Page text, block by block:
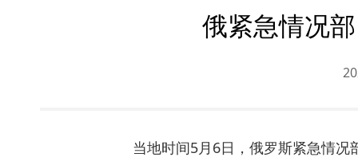
俄紧急情况
当地时间5月6日，俄罗斯紧急情